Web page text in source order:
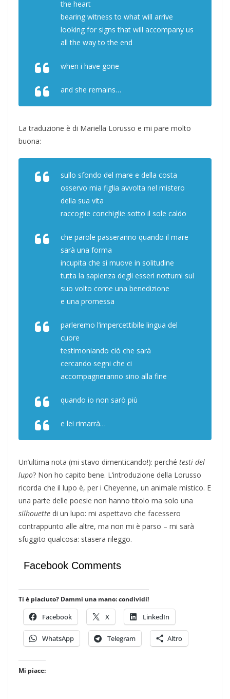
the heart
bearing witness to what will arrive
looking for signs that will accompany us
all the way to the end
when i have gone
and she remains…
La traduzione è di Mariella Lorusso e mi pare molto
buona:
sullo sfondo del mare e della costa
osservo mia figlia avvolta nel mistero
della sua vita
raccoglie conchiglie sotto il sole caldo
che parole passeranno quando il mare
sarà una forma
incupita che si muove in solitudine
tutta la sapienza degli esseri notturni sul
suo volto come una benedizione
e una promessa
parleremo l’impercettibile lingua del
cuore
testimoniando ciò che sarà
cercando segni che ci
accompagneranno sino alla fine
quando io non sarò più
e lei rimarrà…
Un’ultima nota (mi stavo dimenticando!): perché testi del
lupo? Non ho capito bene. L’introduzione della Lorusso
ricorda che il lupo è, per i Cheyenne, un animale mistico. E
una parte delle poesie non hanno titolo ma solo una
silhouette di un lupo: mi aspettavo che facessero
contrappunto alle altre, ma non mi è parso – mi sarà
sfuggito qualcosa: stasera rileggo.
Facebook Comments
Ti è piaciuto? Dammi una mano: condividi!
Facebook X LinkedIn
WhatsApp Telegram Altro
Mi piace: